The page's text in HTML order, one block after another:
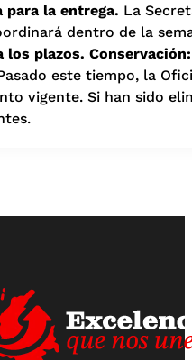
para la entrega. La
dentro de la
los plazos.
este tiempo, la
vigente. Si han sido